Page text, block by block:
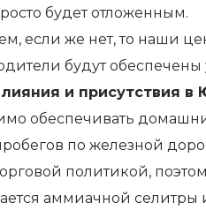
будет отложенным.
если же нет, то наши
будут
и
обеспечивать
по железной
политикой,
аммиачной